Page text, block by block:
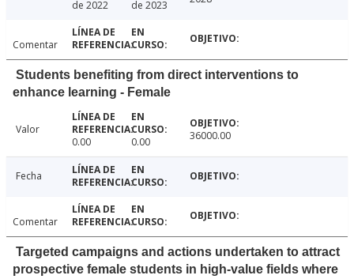
de 2022
de 2023
Comentar
Students benefiting from direct interventions to
enhance learning - Female
Valor
0.00
0.00 36000.00
Fecha
Comentar
Targeted campaigns and actions undertaken to attract
prospective female students in high-value fields where